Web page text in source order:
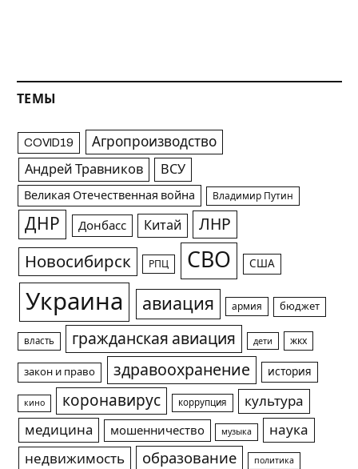
ТЕМЫ
COVID19 Агропроизводство
Андрей Травников ВСУ
Великая Отечественная война Владимир Путин
ДНР Донбасс Китай ЛНР
Новосибирск РПЦ СВО США
Украина авиация армия бюджет
власть гражданская авиация дети жкх
закон и право здравоохранение история
кино коронавирус коррупция
культура
медицина
мошенничество музыка
наука
недвижимость
образование политика